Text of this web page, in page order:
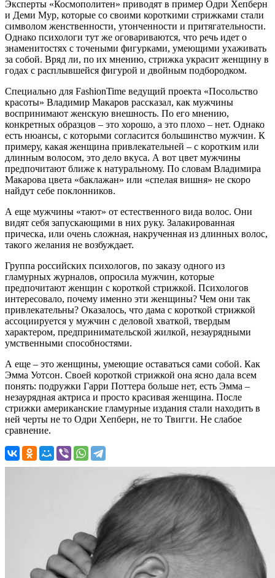
Эксперты «Космополитен» приводят в пример Одри Хепберн
и Деми Мур, которые со своими короткими стрижками стали
символом женственности, утонченности и притягательности.
Однако психологи тут же оговариваются, что речь идет о
знаменитостях с точеными фигурками, умеющими ухаживать
за собой. Вряд ли, по их мнению, стрижка украсит женщину в
годах с расплывшейся фигурой и двойным подбородком.
Специально для FashionTime ведущий проекта «Посольство
красоты» Владимир Макаров рассказал, как мужчины
воспринимают женскую внешность. По его мнению,
конкретных образцов – это хорошо, а это плохо – нет. Однако
есть нюансы, с которыми согласится большинство мужчин. К
примеру, какая женщина привлекательней – с коротким или
длинным волосом, это дело вкуса. А вот цвет мужчины
предпочитают ближе к натуральному. По словам Владимира
Макарова цвета «баклажан» или «спелая вишня» не скоро
найдут себе поклонников.
А еще мужчины «тают» от естественного вида волос. Они
видят себя запускающими в них руку. Залакированная
прическа, или очень сложная, накрученная из длинных волос,
такого желания не возбуждает.
Группа российских психологов, по заказу одного из
гламурных журналов, опросила мужчин, которые
предпочитают женщин с короткой стрижкой. Психологов
интересовало, почему именно эти женщины? Чем они так
привлекательны? Оказалось, что дама с короткой стрижкой
ассоциируется у мужчин с деловой хваткой, твердым
характером, предпринимательской жилкой, незаурядными
умственными способностями.
А еще – это женщины, умеющие оставаться сами собой. Как
Эмма Уотсон. Своей короткой стрижкой она ясно дала всем
понять: подружки Гарри Поттера больше нет, есть Эмма –
незаурядная актриса и просто красивая женщина. После
стрижки американские гламурные издания стали находить в
ней черты не то Одри Хепберн, не то Твигги. Не слабое
сравнение.